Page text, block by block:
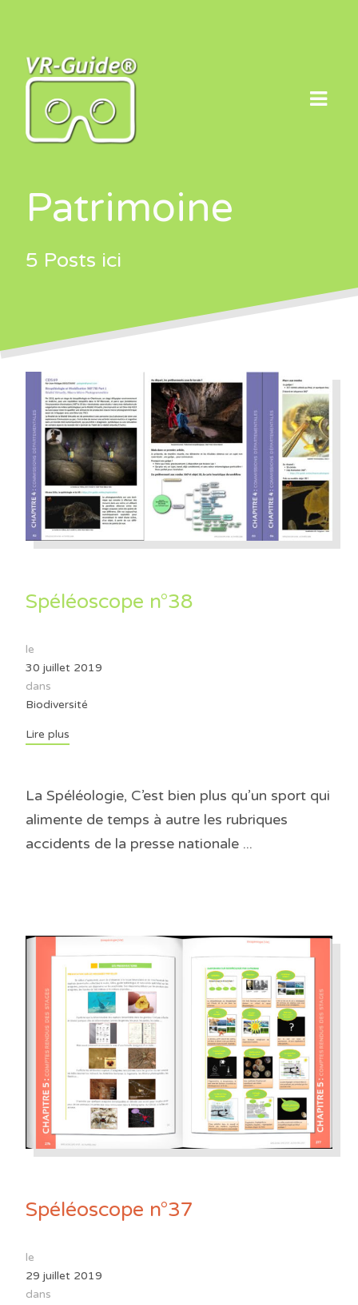
content
Patrimoine
5 Posts ici
Spéléoscope n°38
le
30 juillet 2019
dans
Biodiversité
Lire plus
La Spéléologie, C’est bien plus qu’un sport qui
alimente de temps à autre les rubriques
accidents de la presse nationale ...
Spéléoscope n°37
le
29 juillet 2019
dans